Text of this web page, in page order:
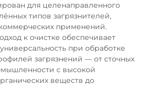
для целенаправленного
типов загрязнителей,
применений.
к очистке обеспечивает
при обработке
загрязнений — от сточных
с высокой
веществ до